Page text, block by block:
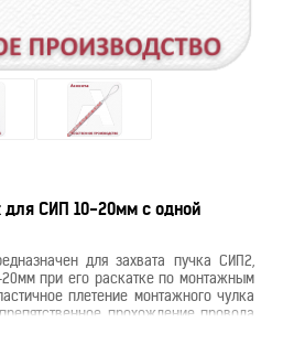
СИП 10-20мм с одной
для захвата пучка СИП2,
при его раскатке по монтажным
плетение монтажного чулка
прохождение провода
надежный захват.